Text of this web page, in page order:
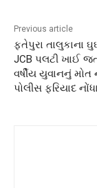
Previous article
ફતેપુરા તાલુકાના
JCB પલટી ખાઈ
વર્ષીય યુવાનનું
પોલીસ ફરિયાદ